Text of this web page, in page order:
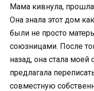
Мама кивнула, прошла
Она знала этот дом
были не просто
союзницами. После
назад, она стала
предлагала
совместную